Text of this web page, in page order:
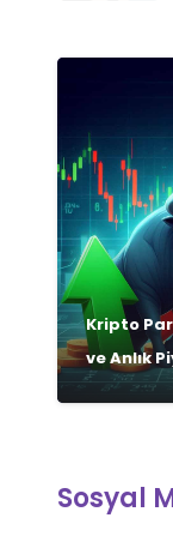
Kripto
ve Anlık
Sosyal